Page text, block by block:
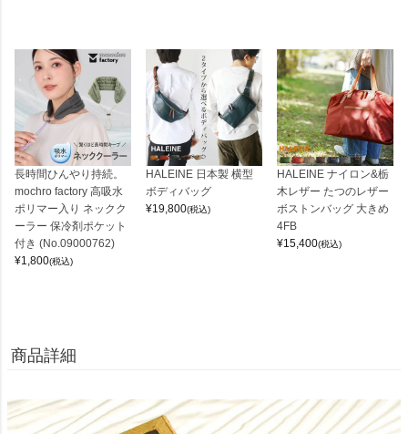
長時間ひんやり持続。
mochro factory 高吸水
ポリマー入り ネックク
ーラー 保冷剤ポケット
付き (No.09000762)
¥1,800(税込)
HALEINE 日本製 横型
ボディバッグ
¥19,800(税込)
HALEINE ナイロン&栃
木レザー たつのレザー
ボストンバッグ 大きめ
4FB
¥15,400(税込)
商品詳細